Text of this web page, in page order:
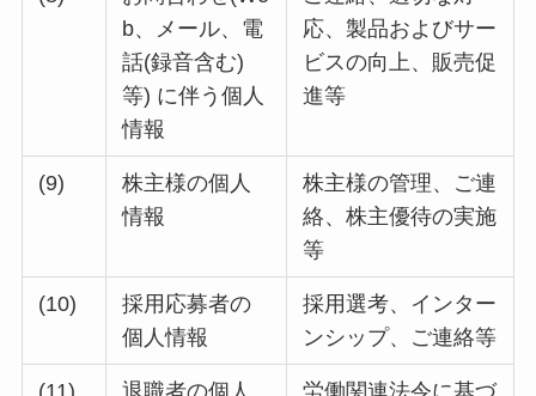
b、メール、電
話(録音含む)
等) に伴う個人
情報
応、製品およびサー
ビスの向上、販売促
進等
(9)
株主様の個人
情報
株主様の管理、ご連
絡、株主優待の実施
等
(10)
採用応募者の
個人情報
採用選考、インター
ンシップ、ご連絡等
(11)
退職者の個人
労働関連法令に基づ